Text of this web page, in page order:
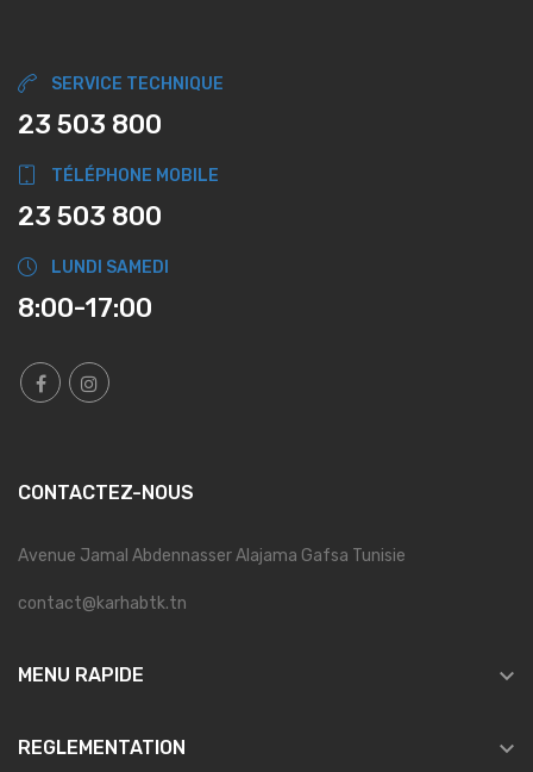
SERVICE TECHNIQUE
23 503 800
TÉLÉPHONE MOBILE
23 503 800
LUNDI SAMEDI
8:00-17:00
CONTACTEZ-NOUS
Avenue Jamal Abdennasser Alajama Gafsa Tunisie
contact@karhabtk.tn
MENU RAPIDE 
REGLEMENTATION 